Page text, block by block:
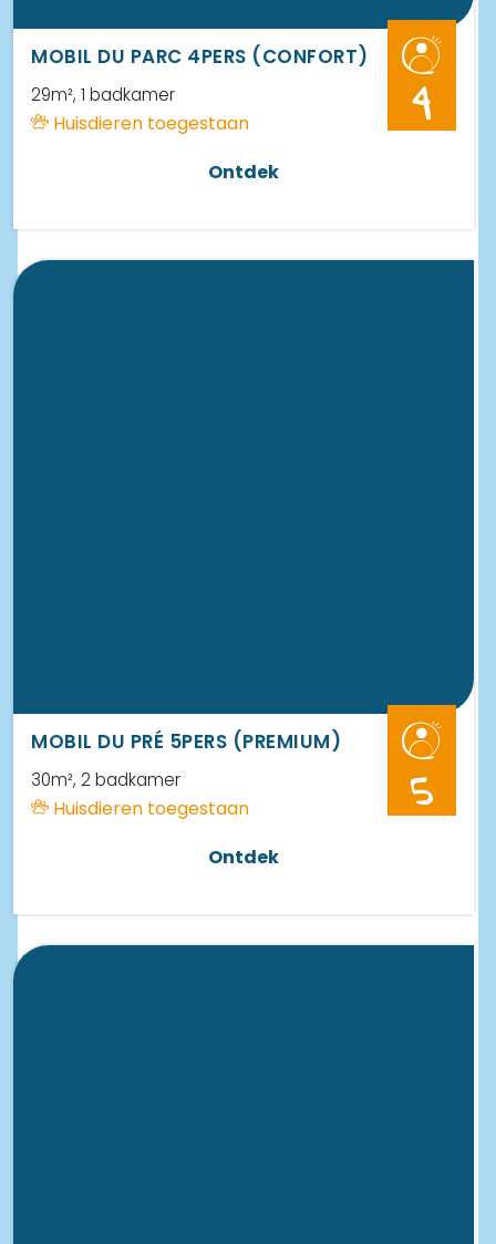
MOBIL DU PARC 4PERS (CONFORT)
29m², 1 badkamer
Huisdieren toegestaan 4
Ontdek
MOBIL DU PRÉ 5PERS (PREMIUM)
30m², 2 badkamer
Huisdieren toegestaan 5
Ontdek